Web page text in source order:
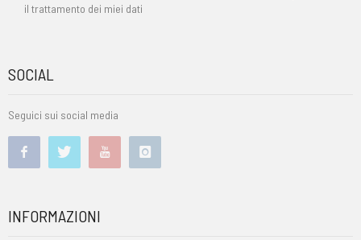
il trattamento dei miei dati
SOCIAL
Seguici sui social media
INFORMAZIONI